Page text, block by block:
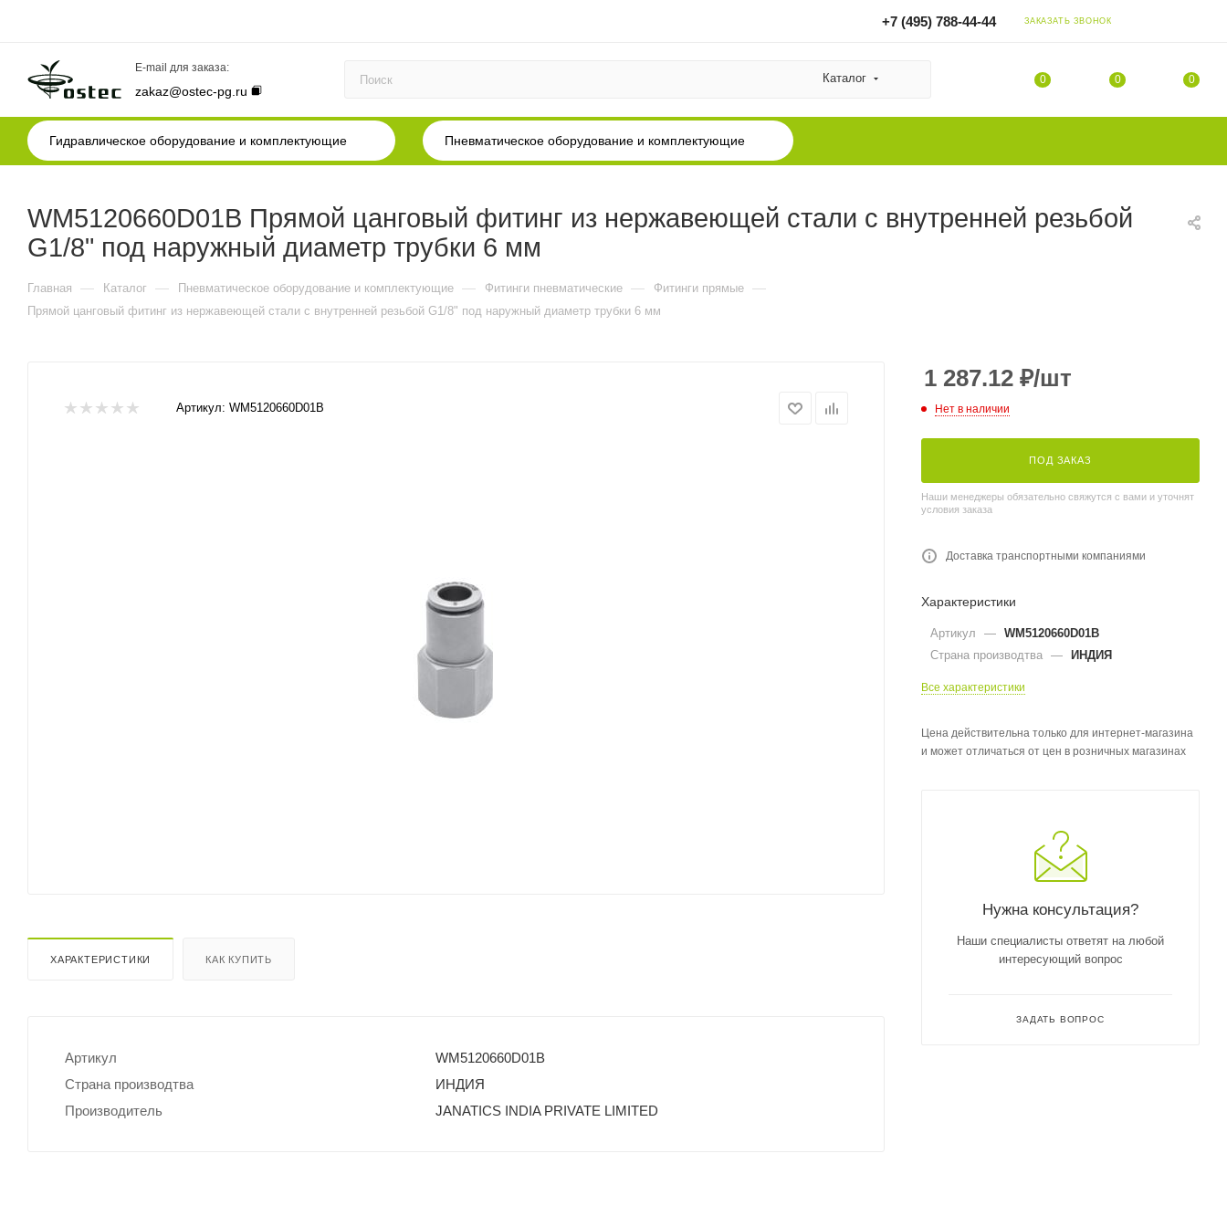
+7 (495) 788-44-44 ЗАКАЗАТЬ ЗВОНОК
E-mail для заказа:
zakaz@ostec-pg.ru
Каталог 0 0 0
Гидравлическое оборудование и комплектующие Пневматическое оборудование и комплектующие
WM5120660D01B Прямой цанговый фитинг из нержавеющей стали с внутренней резьбой
G1/8" под наружный диаметр трубки 6 мм
Главная — Каталог — Пневматическое оборудование и комплектующие — Фитинги пневматические — Фитинги прямые —
Прямой цанговый фитинг из нержавеющей стали с внутренней резьбой G1/8" под наружный диаметр трубки 6 мм
Артикул: WM5120660D01B
ХАРАКТЕРИСТИКИ КАК КУПИТЬ
Артикул
WM5120660D01B
Страна производтва
ИНДИЯ
Производитель
JANATICS INDIA PRIVATE LIMITED
1 287.12 ₽/шт
Нет в наличии
ПОД ЗАКАЗ
Наши менеджеры обязательно свяжутся с вами и уточнят
условия заказа
Доставка транспортными компаниями
Характеристики
Артикул — WM5120660D01B
Страна производтва — ИНДИЯ
Все характеристики
Цена действительна только для интернет-магазина
и может отличаться от цен в розничных магазинах
Нужна консультация?
Наши специалисты ответят на любой
интересующий вопрос
ЗАДАТЬ ВОПРОС